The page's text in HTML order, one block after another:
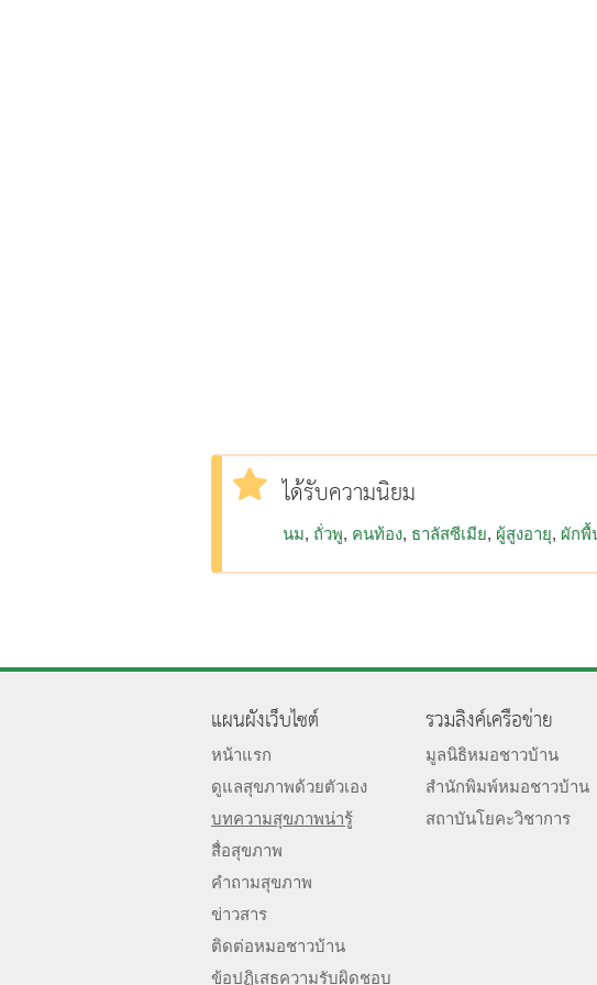
ได้รับความนิยม
นม ถั่วพู คนท้อง ธาลัสซีเมีย ผู้สูงอายุ ผักพื้
แผนผังเว็บไซต์
หน้าแรก
ดูแลสุขภาพด้วยตัวเอง
บทความสุขภาพน่ารู้
สื่อสุขภาพ
คำถามสุขภาพ
ข่าวสาร
ติดต่อหมอชาวบ้าน
ข้อปฏิเสธความรับผิดชอบ
รวมลิงค์เครือข่าย
มูลนิธิหมอชาวบ้าน
สำนักพิมพ์หมอชาวบ้าน
สถาบันโยคะวิชาการ